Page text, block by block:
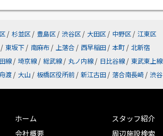
/ 杉並区 / 豊島区 / 渋谷区 / 大田区 / 中野区 / 江東区
/ 東坂下 / 南麻布 / 上落合 / 西早稲田 / 本町 / 北新宿
線 / 埼京線 / 総武線 / 丸ノ内線 / 日比谷線 / 東武東上線
渡 / 大山 / 板橋区役所前 / 新江古田 / 落合南長崎 / 渋谷
ホーム
会社概要
スタッフ紹介
周辺施設検索